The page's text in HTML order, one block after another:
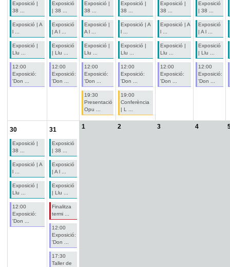
Exposició |
38 ...
Exposició | A
l ...
Exposició |
Llu ...
12:00
Exposició:
'Don ...
Exposició
| 38 ...
Exposició
| A l ...
Exposició
| Llu ...
12:00
Exposició:
'Don ...
Exposició |
38 ...
Exposició |
A l ...
Exposició |
Llu ...
12:00
Exposició:
'Don ...
19:30
Presentació
Opu ...
Exposició |
38 ...
Exposició | A
l ...
Exposició |
Llu ...
12:00
Exposició:
'Don ...
19:00
Conferència
| L ...
Exposició |
38 ...
Exposició | A
l ...
Exposició |
Llu ...
12:00
Exposició:
'Don ...
Exposició
| 38 ...
Exposició
| A l ...
Exposició
| Llu ...
12:00
Exposició:
'Don ...
30
Exposició |
38 ...
Exposició | A
l ...
Exposició |
Llu ...
12:00
Exposició:
'Don ...
31
Exposició
| 38 ...
Exposició
| A l ...
Exposició
| Llu ...
Finalitza
termi ...
12:00
Exposició:
'Don ...
17:30
Taller de
1 2 3 4